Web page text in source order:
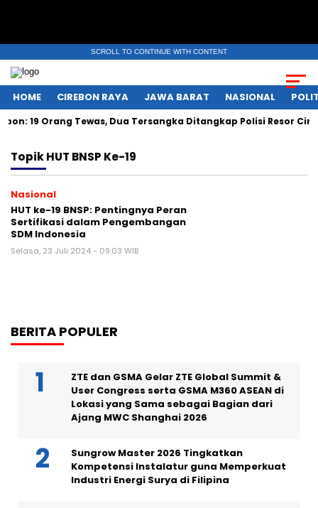
SCROLL TO CONTINUE WITH CONTENT
HOME CIREBON RAYA JAWA BARAT NASIONAL
19 Orang Tewas, Dua Tersangka Ditangkap Polisi Resor
TopikHUT BNSP Ke-19
Nasional
HUT ke-19 BNSP: Pentingnya Peran
Sertifikasi dalam Pengembangan
SDM Indonesia
Selasa, 23 Juli 2024 - 09:03 WIB
BERITA POPULER
ZTE dan GSMA Gelar ZTE Global Summit &
User Congress serta GSMA M360 ASEAN di
Lokasi yang Sama sebagai Bagian dari
Ajang MWC Shanghai 2026
Sungrow Master 2026 Tingkatkan
Kompetensi Instalatur guna Memperkuat
Industri Energi Surya di Filipina